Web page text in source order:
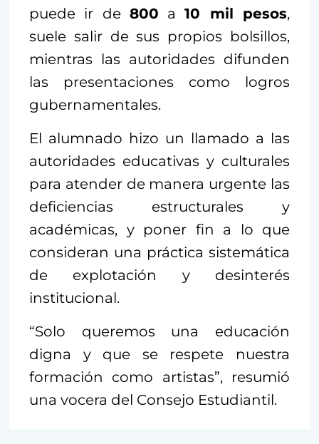
puede ir de 800 a10 mil pesos,
suele salir de sus propios bolsillos,
mientras las autoridades difunden
las presentaciones como logros
gubernamentales.
El alumnado hizo un llamado a las
autoridades educativas y culturales
para atender de manera urgente las
deficiencias estructurales y
académicas, y poner fin a lo que
consideran una práctica sistemática
de explotación y desinterés
institucional.
“Solo queremos una educación
digna y que se respete nuestra
formación como artistas”, resumió
una vocera del Consejo Estudiantil.